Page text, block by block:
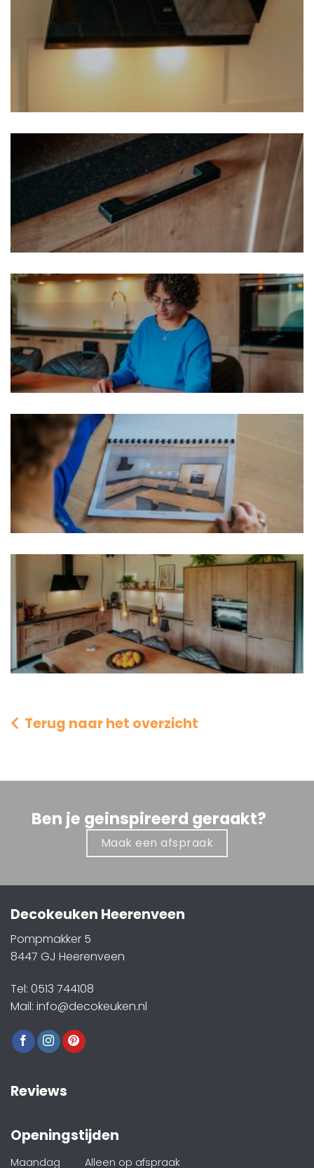
Terug naar het overzicht
Ben je geinspireerd geraakt?
Maak een afspraak
Decokeuken Heerenveen
Pompmakker 5
8447 GJ Heerenveen
Tel: 0513 744108
Mail: info@decokeuken.nl
Reviews
Openingstijden
Maandag Alleen op afspraak